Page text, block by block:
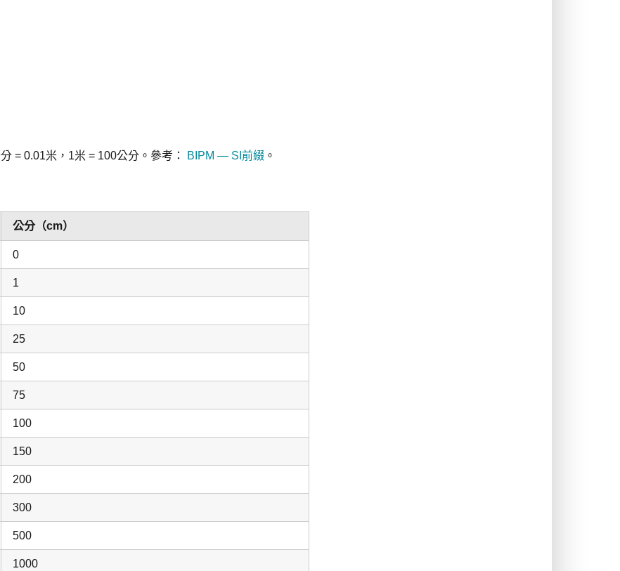
= 0.01米，1米 = 100公分。參考： BIPM — SI前綴 。
公分（cm）
0
1
10
25
50
75
100
150
200
300
500
1000